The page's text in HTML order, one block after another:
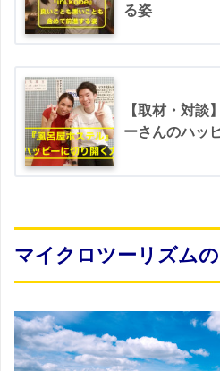
る姿
【取材・対談
ーさんのハッ
マイクロツーリズム